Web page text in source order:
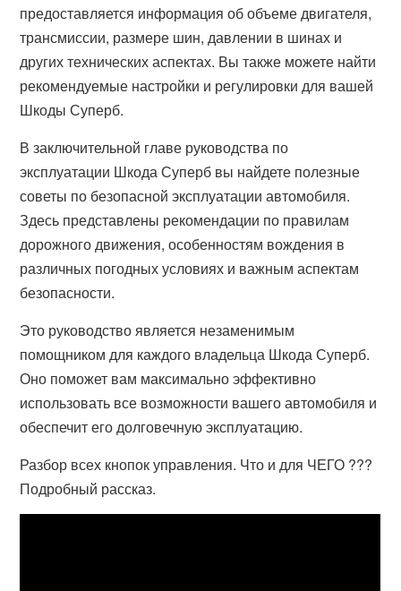
предоставляется информация об объеме двигателя,
трансмиссии, размере шин, давлении в шинах и
других технических аспектах. Вы также можете найти
рекомендуемые настройки и регулировки для вашей
Шкоды Суперб.
В заключительной главе руководства по
эксплуатации Шкода Суперб вы найдете полезные
советы по безопасной эксплуатации автомобиля.
Здесь представлены рекомендации по правилам
дорожного движения, особенностям вождения в
различных погодных условиях и важным аспектам
безопасности.
Это руководство является незаменимым
помощником для каждого владельца Шкода Суперб.
Оно поможет вам максимально эффективно
использовать все возможности вашего автомобиля и
обеспечит его долговечную эксплуатацию.
Разбор всех кнопок управления. Что и для ЧЕГО ???
Подробный рассказ.